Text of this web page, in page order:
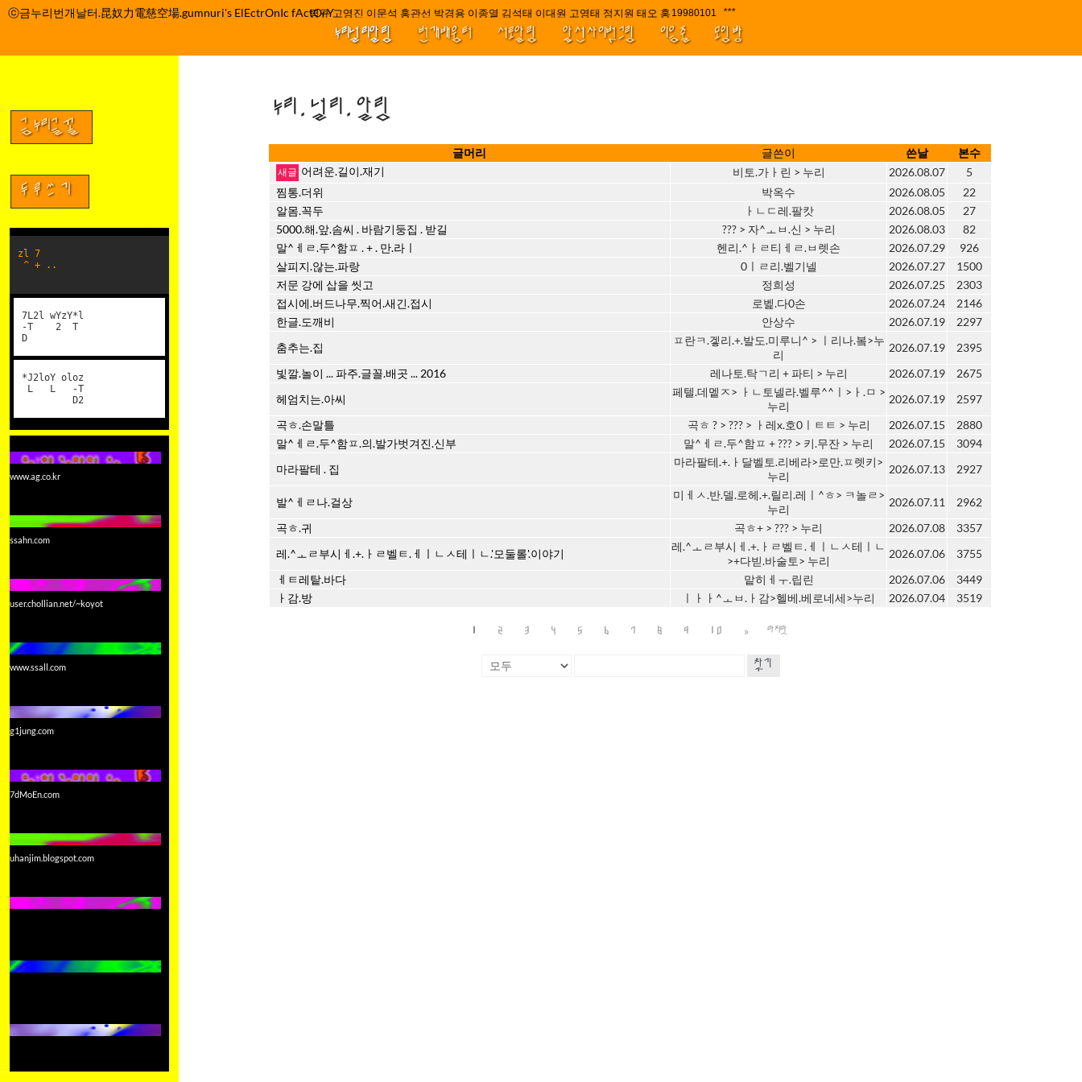
컨
기
ⓒ금누리번개날터.昆奴力電慈空場.gumnuri's ElEctrOnIc fActOrY박정관 조명규 고영진 이문석 홍관선 박경용 이종열 김석태 이대원 고영태 정지원 태오 홍 최윤호 백지원 김효정 금드레 임형모 양동열 안길재 김성태 이율 유성민 손윤희 이은미
19980101////||||****||||
누리널리알림 번개배움터 서로알림 앞선사이벗그림 이음줄 모임방
누리.널리.알림
글머리 글쓴이 쓴날
본수
어려운.길이.재기
비토.가ㅏ린 > 누리 2026.08.07
5
찜통.더위
박옥수 2026.08.05
22
알몸.꼭두
ㅏㄴㄷ레.팔캇 2026.08.05
27
5000.해.앞.솜씨 . 바람기둥집 . 받길
??? > 자^ㅗㅂ.신 > 누리 2026.08.03
82
말^ㅔㄹ.두^함ㅍ . + . 만.라ㅣ
헨리.^ㅏㄹ티ㅔㄹ.ㅂ렛손 2026.07.29
926
살피지.않는.파랑
0ㅣㄹ리.벨기넬 2026.07.27
1500
저문 강에 삽을 씻고
정희성 2026.07.25
2303
접시에.버드나무.찍어.새긴.접시
로벭.다0손 2026.07.24
2146
한글.도깨비
안상수 2026.07.19
2297
춤추는.집
ㅍ란ㅋ.겧리.+.발도.미루니^ > ㅣ리나.봌>누
리
2026.07.19
2395
빛깔.놀이 ... 파주.글꼴.배곳 ... 2016
레나토.탁ㄱ리 + 파티 > 누리 2026.07.19
2675
헤엄치는.아씨
페텔.데멭ㅈ> ㅏㄴ토넬라.벨루^^ㅣ>ㅏ.ㅁ >
누리
2026.07.19
2597
곡ㅎ.손말틀
곡ㅎ ? > ??? > ㅏ레x.호0ㅣㅌㅌ > 누리 2026.07.15
2880
말^ㅔㄹ.두^함ㅍ.의.발가벗겨진.신부
말^ㅔㄹ.두^함ㅍ + ??? > 키.무잔 > 누리 2026.07.15
3094
마라팔테 . 집
마라팔테.+.ㅏ달벨토.리베라>로만.ㅍ렛키>
누리
2026.07.13 2927
발^ㅔㄹ나.걸상
미ㅔㅅ.반.델.로헤.+.릴리.레ㅣ^ㅎ> ㅋ놀ㄹ>
누리
2026.07.11
2962
곡ㅎ.귀
곡ㅎ+ > ??? > 누리 2026.07.08
3357
레.^ㅗㄹ부시ㅔ.+.ㅏㄹ벨ㅌ.ㅔㅣㄴㅅ테ㅣㄴ.'모둘롤'.이야기
레.^ㅗㄹ부시ㅔ.+.ㅏㄹ벨ㅌ.ㅔㅣㄴㅅ테ㅣㄴ
>+다빋.바술토> 누리
2026.07.06
3755
ㅔㅌ레탙.바다
맡히ㅔㅜ.립린 2026.07.06
3449
ㅏ감.방
ㅣㅏㅏ^ㅗㅂ.ㅏ감>헬베.베로네세>누리 2026.07.04 3519
1 2 3 4 5 6 7 8 9 10 » 마지막
찾기
금누리글꼴
두루쓰기
zl 7
^ + ..
7L2l wYzY*l
-T 2 T
D
*J2loY oloz
L L -T
D2
www.ag.co.kr
ssahn.com
user.chollian.net/~koyot
www.ssall.com
g1jung.com
7dMoEn.com
uhanjim.blogspot.com